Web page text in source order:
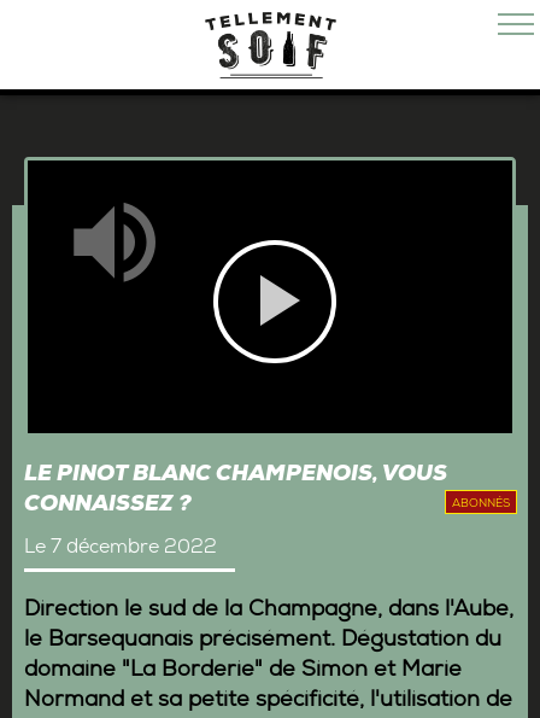
Play
Video
Mute
LE PINOT BLANC CHAMPENOIS, VOUS
CONNAISSEZ ?
ABONNÉS
Le 7 décembre 2022
Direction le sud de la Champagne, dans l'Aube,
le Barsequanais précisément. Dégustation du
domaine "La Borderie" de Simon et Marie
Normand et sa petite spécificité, l'utilisation de